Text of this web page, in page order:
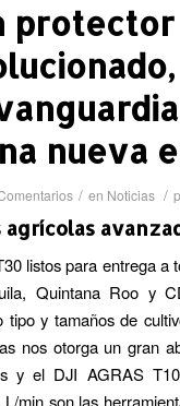
nueva
/ en Noticias /
listos para entrega a
Quintana Roo y
tipo y tamaños de
nos otorga un gran
y el DJI AGRAS